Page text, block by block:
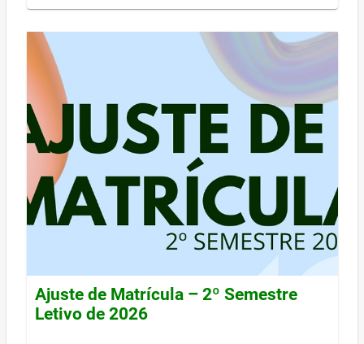
Ajuste de Matrícula – 2º Semestre
Letivo de 2026